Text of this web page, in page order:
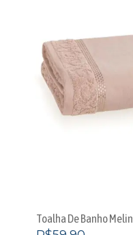
Toalha De Banho